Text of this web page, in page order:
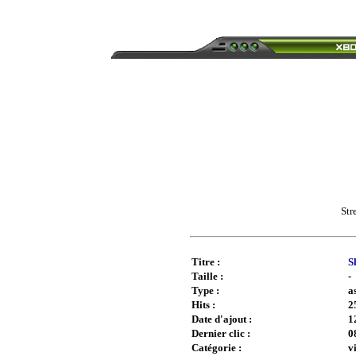
Titre :
Taille :
-
Type :
Hits :
Date d'ajout :
Dernier clic :
Catégorie :